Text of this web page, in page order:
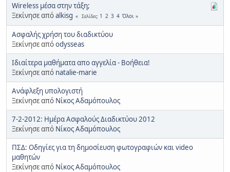
Wireless μέσα στην τάξη;
Ξεκίνησε απόalkisg Σελίδες 1 2 3 4 Όλοι
Ασφαλής χρήση του διαδικτύου
Ξεκίνησε απόodysseas
Ιδιαίτερα μαθήματα απο αγγελία - Βοήθεια!
Ξεκίνησε από natalie-marie
Ανάφλεξη υπολογιστή
Ξεκίνησε από Νίκος Αδαμόπουλος
7-2-2012: Ημέρα Ασφαλούς Διαδικτύου 2012
Ξεκίνησε από Νίκος Αδαμόπουλος
ΠΣΔ: Οδηγίες για τη δημοσίευση φωτογραφιών και video
μαθητών
Ξεκίνησε από Νίκος Αδαμόπουλος